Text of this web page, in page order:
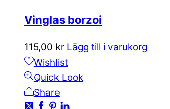
Vinglas borzoi
115,00 kr Lägg till i varukorg
Wishlist
Quick Look
Share